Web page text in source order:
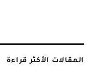
المقالات الأكثر قراءة